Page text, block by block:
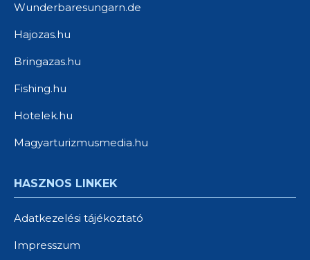
Wunderbaresungarn.de
Hajozas.hu
Bringazas.hu
Fishing.hu
Hotelek.hu
Magyarturizmusmedia.hu
HASZNOS LINKEK
Adatkezelési tájékoztató
Impresszum